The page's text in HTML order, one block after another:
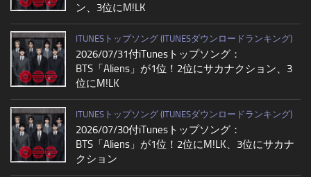
ン、3位にM!LK
ITUNESトップソング (ITUNESダウンロードランキング)
2026/07/31付iTunesトップソング：
BTS「Aliens」が1位！2位にサカナクション、3
位にM!LK
ITUNESトップソング (ITUNESダウンロードランキング)
2026/07/30付iTunesトップソング：
BTS「Aliens」が1位！2位にM!LK、3位にサカナ
クション